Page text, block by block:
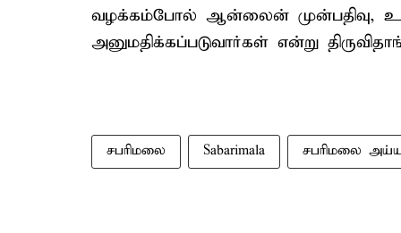
வழக்கம்போல் ஆன்லைன் முன்பதிவு,
அனுமதிக்கப்படுவார்கள் என்று
சபரிமலை Sabarimala சபரிமலை